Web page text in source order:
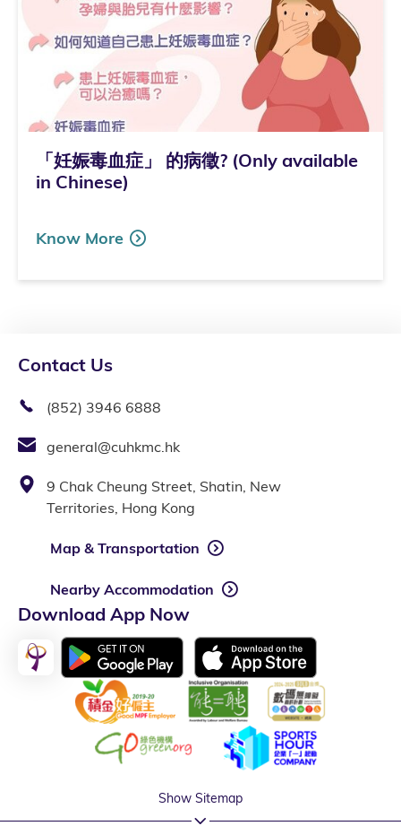
「妊娠毒血症」 的病徵? (Only available
in Chinese)
Know More
Contact Us
(852) 3946 6888
general@cuhkmc.hk
9 Chak Cheung Street, Shatin, New
Territories, Hong Kong
Map & Transportation
Nearby Accommodation
Download App Now
Show Sitemap